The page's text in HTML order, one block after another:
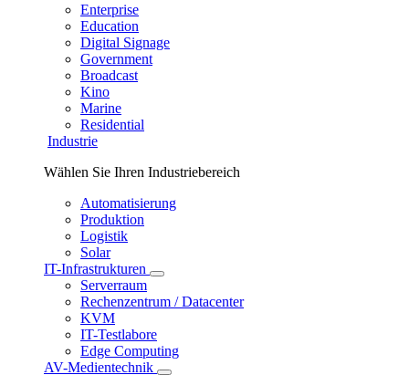
Enterprise
Education
Digital Signage
Government
Broadcast
Kino
Marine
Residential
Industrie
Wählen Sie Ihren Industriebereich
Automatisierung
Produktion
Logistik
Solar
IT-Infrastrukturen
Serverraum
Rechenzentrum / Datacenter
KVM
IT-Testlabore
Edge Computing
AV-Medientechnik